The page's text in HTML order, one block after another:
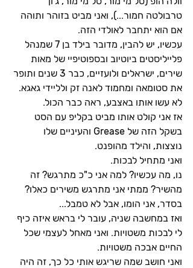
טרבולטה חמור...), ואני מביט בזוהר ותוהה
אם הוא יתחבר לאולדי הזה.
עכשיו, יש להבין, מדובר בילד בן 7 שמנהל
פלייליסטים ביוטיוב ובספוטיפיי של מאות
שירים, ישראלים ולועזיים, כבר 3 שנים ותופר
את סטומאה ומחמוד לאנה זק ולליידי גאגא.
לא עשו אותו באצבע, ראה כבר הכול.
אז אני קולט אותו מביט בקליפ עם הסט
בשקל הזה של Grease והעיניים שלו
נוצצות, והילד מהופנט.
ואני מתחיל לבכות.
נו, מה עכשיו? למה אני כ"כ מתרגש? זה
מהשיר? ממתי אני מתרגש משירים כאלו?
בסדר, אני הומו, אבל לא טמבל...
ואז במחשבה שניה, עובר לי בראש איזה כיף
לי לבכות משטויות. ואני מאחל לעצמי שכל
החיים אבכה משטויות.
ואני חושב שמה שריגש אותי כל כך, זה היה